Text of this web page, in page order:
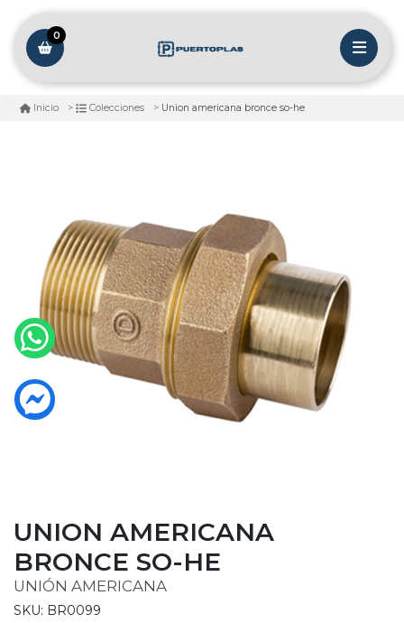
0
Inicio Colecciones Union americana bronce so-he
UNION AMERICANA
BRONCE SO-HE
UNIÓN AMERICANA
SKU: BR0099